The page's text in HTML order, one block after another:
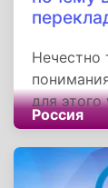
Нечестно
для
или
строите
Россия